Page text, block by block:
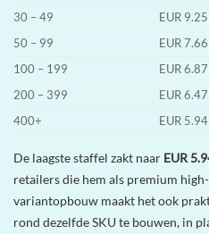
30 – 49
EUR 9.25
50 – 99
EUR 7.66
100 – 199
EUR 6.87
200 – 399
EUR 6.47
400+
EUR 5.94
De laagste staffel zakt naar EUR
retailers die hem als premium
variantopbouw maakt het ook
rond dezelfde SKU te bouwen, in